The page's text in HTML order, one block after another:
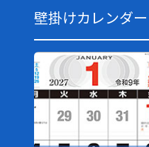
壁掛けカレンダー